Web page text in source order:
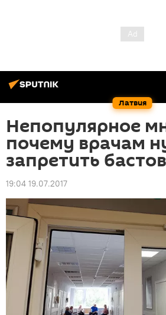
Латвия
Непопулярное
почему врачам
запретить
19:04 19.07.2017